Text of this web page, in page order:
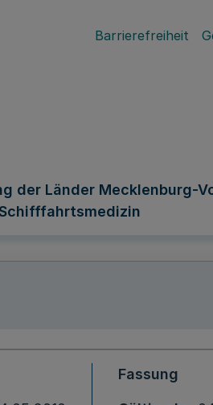
Barrierefreiheit
der Länder Mecklenburg-
Fassung